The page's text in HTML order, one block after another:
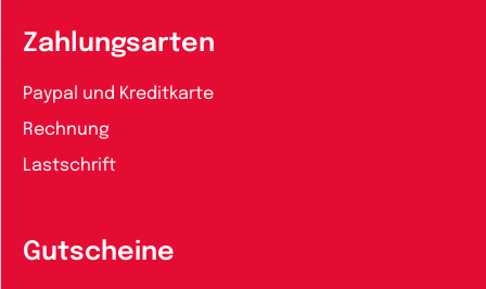
Zahlungsarten
Paypal und Kreditkarte
Rechnung
Lastschrift
Gutscheine